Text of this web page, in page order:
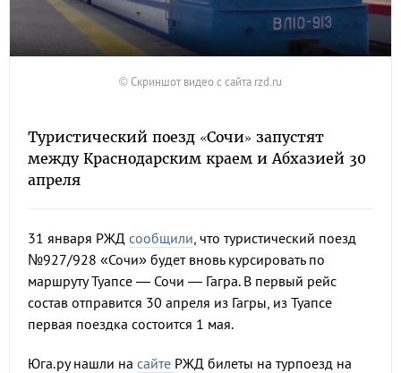
© Скриншот видео с сайта rzd.ru
Туристический поезд «Сочи» запустят
между Краснодарским краем и Абхазией 30
апреля
31 января РЖД сообщили, что туристический поезд
№927/928 «Сочи» будет вновь курсировать по
маршруту Туапсе — Сочи — Гагра. В первый рейс
состав отправится 30 апреля из Гагры, из Туапсе
первая поездка состоится 1 мая.
Юга.ру нашли на сайте РЖД билеты на турпоезд на